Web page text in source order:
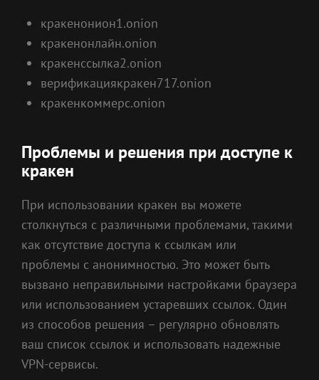
кракенонион1.onion
кракенонлайн.onion
кракенссылка2.onion
верификациякракен717.onion
кракенкоммерс.onion
Проблемы и решения при доступе к
кракен
При использовании кракен вы можете
столкнуться с различными проблемами, такими
как отсутствие доступа к ссылкам или
проблемы с анонимностью. Это может быть
вызвано неправильными настройками браузера
или использованием устаревших ссылок. Один
из способов решения – регулярно обновлять
ваш список ссылок и использовать надежные
VPN-сервисы.